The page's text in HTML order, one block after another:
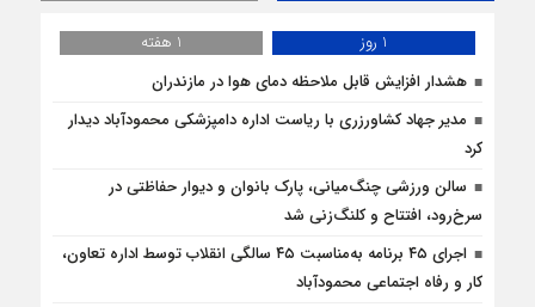
1 روز
1 هفته
هشدار افزایش قابل ملاحظه دمای هوا در مازندران
مدیر جهاد کشاورزری با ریاست اداره دامپزشکی محمودآباد دیدار
کرد
سالن ورزشی چنگ‌میانی، پارک بانوان و دیوار حفاظتی در
سرخ‌رود، افتتاح و کلنگ‌زنی شد
اجرای ۴۵ برنامه به‌مناسبت ۴۵ سالگی انقلاب توسط اداره تعاون،
کار و رفاه اجتماعی محمودآباد